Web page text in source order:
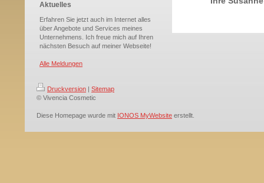
Aktuelles
Erfahren Sie jetzt auch im Internet alles
über Angebote und Services meines
Unternehmens. Ich freue mich auf Ihren
nächsten Besuch auf meiner Webseite!
Alle Meldungen
Druckversion | Sitemap
© Vivencia Cosmetic
Diese Homepage wurde mit IONOS MyWebsite erstellt.